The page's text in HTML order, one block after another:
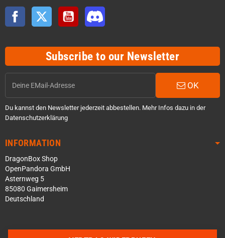
Facebook Twitter YouTube
Subscribe to our Newsletter
OK
Du kannst den Newsletter jederzeit abbestellen. Mehr Infos dazu in der
Datenschutzerklärung
INFORMATION
DragonBox Shop
OpenPandora GmbH
Asternweg 5
85080 Gaimersheim
Deutschland